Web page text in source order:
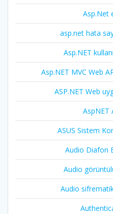
Asp.Net
asp.net hata
Asp.NET
Asp.NET MVC Web
ASP.NET Web
AspNET
ASUS Sistem
Audio Diafon
Audio
Audio